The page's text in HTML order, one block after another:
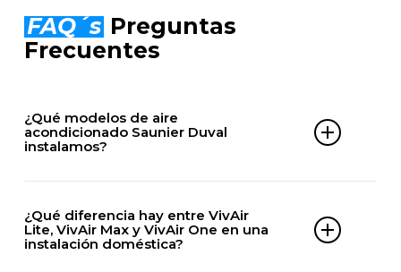
FAQ´s Preguntas
Frecuentes
¿Qué modelos de aire
acondicionado Saunier Duval
instalamos?
VivAir Max
¿Qué diferencia hay entre VivAir
Lite, VivAir Max y VivAir One en una
instalación doméstica?